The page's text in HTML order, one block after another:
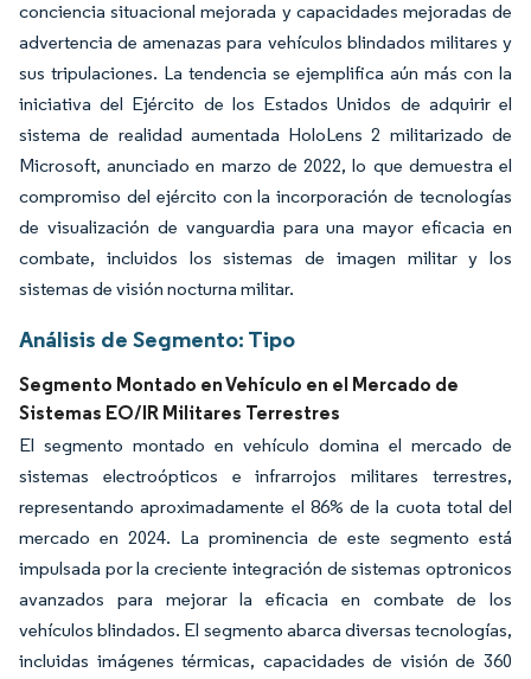
conciencia situacional mejorada y capacidades mejoradas de
advertencia de amenazas para vehículos blindados militares y
sus tripulaciones. La tendencia se ejemplifica aún más con la
iniciativa del Ejército de los Estados Unidos de adquirir el
sistema de realidad aumentada HoloLens 2 militarizado de
Microsoft, anunciado en marzo de 2022, lo que demuestra el
compromiso del ejército con la incorporación de tecnologías
de visualización de vanguardia para una mayor eficacia en
combate, incluidos los sistemas de imagen militar y los
sistemas de visión nocturna militar.
Análisis de Segmento: Tipo
Segmento Montado en Vehículo en el Mercado de
Sistemas EO/IR Militares Terrestres
El segmento montado en vehículo domina el mercado de
sistemas electroópticos e infrarrojos militares terrestres,
representando aproximadamente el 86% de la cuota total del
mercado en 2024. La prominencia de este segmento está
impulsada por la creciente integración de sistemas optronicos
avanzados para mejorar la eficacia en combate de los
vehículos blindados. El segmento abarca diversas tecnologías,
incluidas imágenes térmicas, capacidades de visión de 360